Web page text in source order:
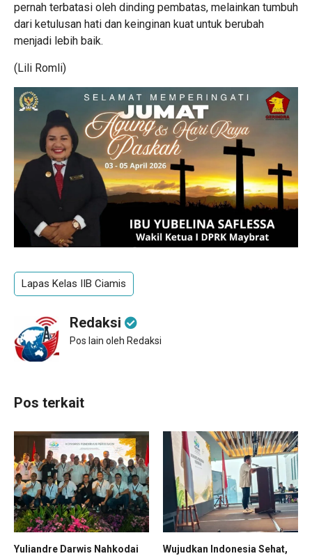
pernah terbatasi oleh dinding pembatas, melainkan tumbuh
dari ketulusan hati dan keinginan kuat untuk berubah
menjadi lebih baik.
(Lili Romli)
Lapas Kelas IIB Ciamis
Redaksi
Pos lain oleh Redaksi
Pos terkait
Yuliandre Darwis Nahkodai
Wujudkan Indonesia Sehat,